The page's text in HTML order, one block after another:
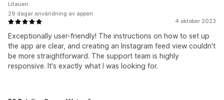
4 oktober 2023
Exceptionally user-friendly! The instructions on how to set up
the app are clear, and creating an Instagram feed view couldn't
be more straightforward. The support team is highly
responsive. It's exactly what I was looking for.
Litauen
29 dagar användning av appen